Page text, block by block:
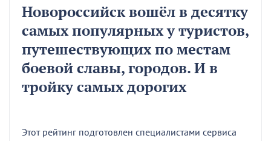
Новороссийск вошёл в десятку
самых популярных у туристов,
путешествующих по местам
боевой славы, городов. И в
тройку самых дорогих
Этот рейтинг подготовлен специалистами сервиса